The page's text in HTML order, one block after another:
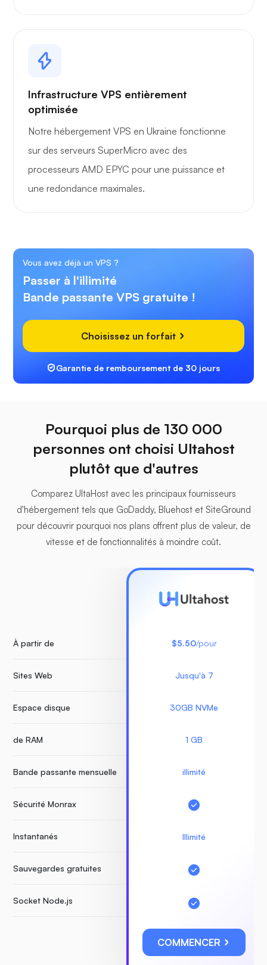
Infrastructure VPS entièrement
optimisée
Notre hébergement VPS en Ukraine fonctionne
sur des serveurs SuperMicro avec des
processeurs AMD EPYC pour une puissance et
une redondance maximales.
Vous avez déjà un VPS ?
Passer à l'illimité
Bande passante VPS gratuite !
Choisissez un forfait
Garantie de remboursement de 30 jours
Pourquoi plus de 130 000
personnes ont choisi Ultahost
plutôt que d'autres
Comparez UltaHost avec les principaux fournisseurs
d'hébergement tels que GoDaddy, Bluehost et SiteGround
pour découvrir pourquoi nos plans offrent plus de valeur, de
vitesse et de fonctionnalités à moindre coût.
À partir de
Sites Web
Espace disque
de RAM
Bande passante mensuelle
Sécurité Monrax
Instantanés
Sauvegardes gratuites
Socket Node.js
$5.50/pour
Jusqu'à 7
30GB NVMe
1 GB
illimité
Illimité
COMMENCER